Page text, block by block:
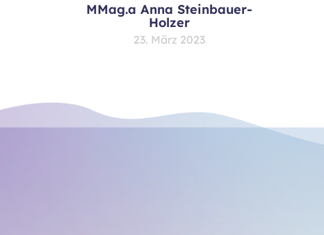
MMag.a Anna Steinbauer-
Holzer
23. März 2023